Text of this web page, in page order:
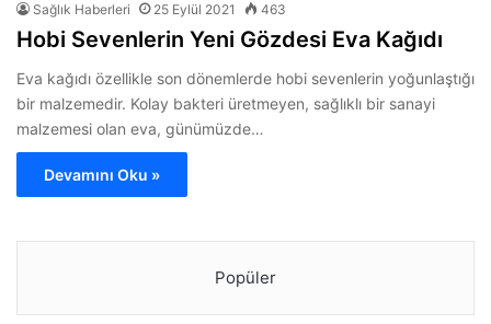
Sağlık Haberleri 25 Eylül 2021 463
Hobi Sevenlerin Yeni Gözdesi Eva Kağıdı
Eva kağıdı özellikle son dönemlerde hobi sevenlerin yoğunlaştığı
bir malzemedir. Kolay bakteri üretmeyen, sağlıklı bir sanayi
malzemesi olan eva, günümüzde…
Devamını Oku »
Popüler